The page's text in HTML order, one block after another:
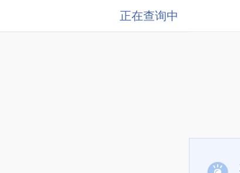
正在查询中